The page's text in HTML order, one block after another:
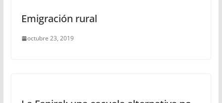
Emigración rural
octubre 23, 2019